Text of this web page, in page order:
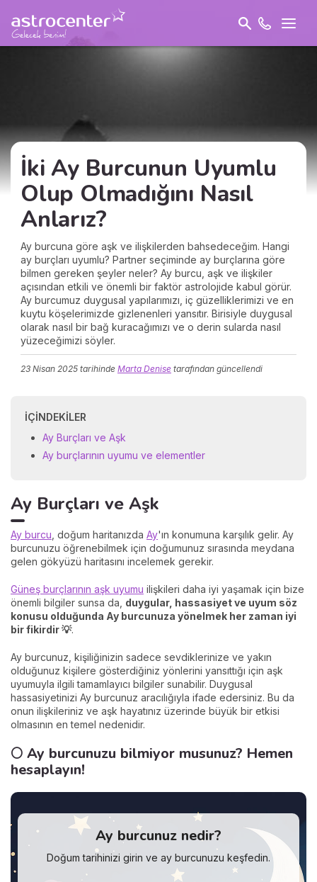
İki Ay Burcunun Uyumlu
Olup Olmadığını Nasıl
Anlarız?
Ay burcuna göre aşk ve ilişkilerden bahsedeceğim. Hangi
ay burçları uyumlu? Partner seçiminde ay burçlarına göre
bilmen gereken şeyler neler? Ay burcu, aşk ve ilişkiler
açısından etkili ve önemli bir faktör astrolojide kabul görür.
Ay burcumuz duygusal yapılarımızı, iç güzelliklerimizi ve en
kuytu köşelerimizde gizlenenleri yansıtır. Birisiyle duygusal
olarak nasıl bir bağ kuracağımızı ve o derin sularda nasıl
yüzeceğimizi söyler.
23 Nisan 2025 tarihinde Marta Denise tarafından güncellendi
İÇINDEKILER
Ay Burçları ve Aşk
Ay burçlarının uyumu ve elementler
Ay Burçları ve Aşk
Ay burcu , doğum haritanızda Ay'ın konumuna karşılık gelir. Ay
burcunuzu öğrenebilmek için doğumunuz sırasında meydana
gelen gökyüzü haritasını incelemek gerekir.
Güneş burçlarının aşk uyumu ilişkileri daha iyi yaşamak için bize
önemli bilgiler sunsa da, duygular, hassasiyet ve uyum söz
konusu olduğunda Ay burcunuza yönelmek her zaman iyi
bir fikirdir 💡.
Ay burcunuz, kişiliğinizin sadece sevdiklerinize ve yakın
olduğunuz kişilere gösterdiğiniz yönlerini yansıttığı için aşk
uyumuyla ilgili tamamlayıcı bilgiler sunabilir. Duygusal
hassasiyetinizi Ay burcunuz aracılığıyla ifade edersiniz. Bu da
onun ilişkileriniz ve aşk hayatınız üzerinde büyük bir etkisi
olmasının en temel nedenidir.
🌕 Ay burcunuzu bilmiyor musunuz? Hemen
hesaplayın!
Ay burcunuz nedir?
Doğum tarihinizi girin ve ay burcunuzu keşfedin.